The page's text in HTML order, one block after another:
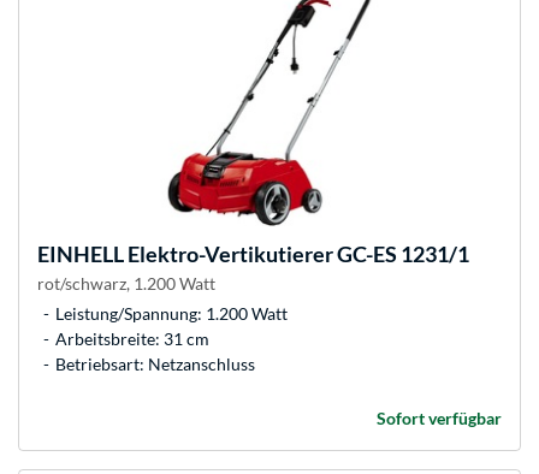
EINHELLElektro-Vertikutierer GC-ES 1231/1
rot/schwarz, 1.200 Watt
Leistung/Spannung: 1.200 Watt
Arbeitsbreite: 31 cm
Betriebsart: Netzanschluss
Sofort verfügbar